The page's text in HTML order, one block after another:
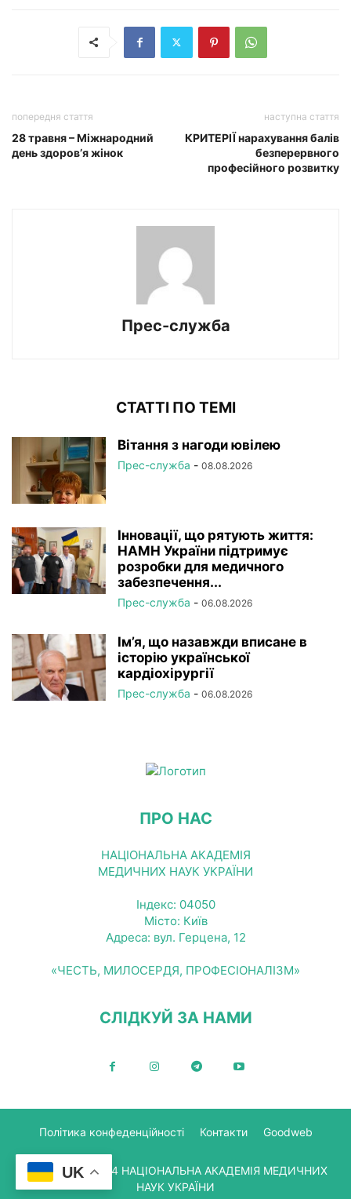
попередня стаття
28 травня – Міжнародний
день здоров’я жінок
наступна стаття
КРИТЕРІЇ нарахування балів
безперервного
професійного розвитку
Прес-служба
СТАТТІ ПО ТЕМІ
Вітання з нагоди ювілею
Прес-служба - 08.08.2026
Інновації, що рятують життя:
НАМН України підтримує
розробки для медичного
забезпечення...
Прес-служба - 06.08.2026
Ім’я, що назавжди вписане в
історію української
кардіохірургії
Прес-служба - 06.08.2026
ПРО НАС
НАЦІОНАЛЬНА АКАДЕМІЯ
МЕДИЧНИХ НАУК УКРАЇНИ
Індекс: 04050
Місто: Київ
Адреса: вул. Герцена, 12
«ЧЕСТЬ, МИЛОСЕРДЯ, ПРОФЕСІОНАЛІЗМ»
СЛІДКУЙ ЗА НАМИ
Політика конфеденційності Контакти Goodweb
© Copyright 2024 НАЦІОНАЛЬНА АКАДЕМІЯ МЕДИЧНИХ
НАУК УКРАЇНИ
UK